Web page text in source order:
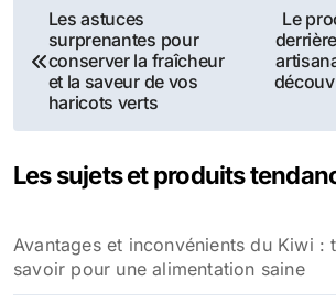
Navigation
de
l’article
Les astuces
surprenantes pour
conserver la fraîcheur
et la saveur de vos
haricots verts
Le
Les sujets et produits
Avantages et inconvénients du Kiwi
savoir pour une alimentation saine